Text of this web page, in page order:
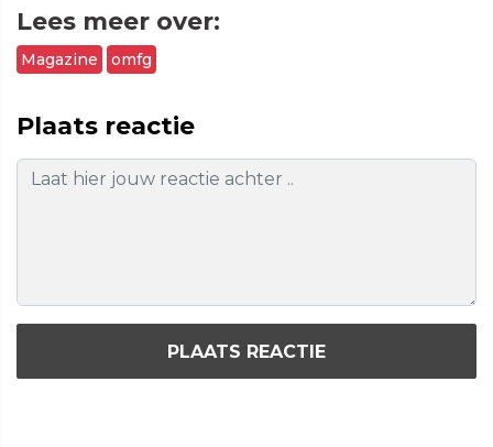
Lees meer over:
Magazine omfg
Plaats reactie
PLAATS REACTIE